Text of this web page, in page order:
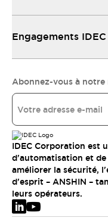
Engagements IDEC
Abonnez-vous à
IDEC Corporation est
d'automatisation et
améliorer la sécurité,
d'esprit – ANSHIN –
leurs opérateurs.